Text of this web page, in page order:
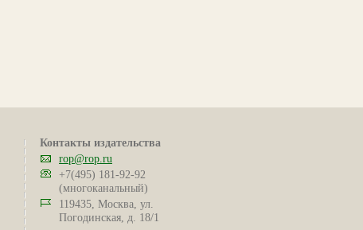
Контакты издательства
rop@rop.ru
+7(495) 181-92-92
(многоканальный)
119435, Москва, ул.
Погодинская, д. 18/1